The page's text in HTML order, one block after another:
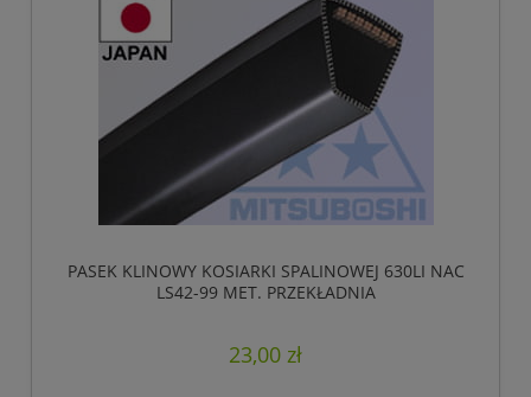
PASEK KLINOWY KOSIARKI SPALINOWEJ 630LI NAC
LS42-99 MET. PRZEKŁADNIA
23,00 zł